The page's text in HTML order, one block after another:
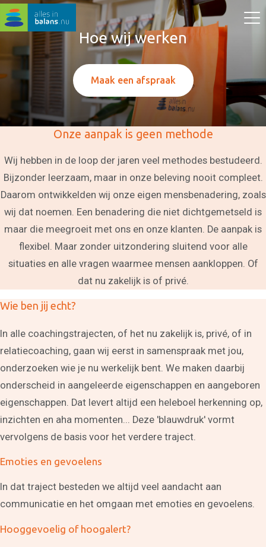
Coaching
Persoonlijke coaching
Relatietherapie in
Alkmaar
Teamcoaching
Conflictcoaching
Hoe wij werken
Maak een afspraak
Onze aanpak is geen methode
Wij hebben in de loop der jaren veel methodes bestudeerd.
Bijzonder leerzaam, maar in onze beleving nooit compleet.
Daarom ontwikkelden wij onze eigen mensbenadering, zoals
wij dat noemen. Een benadering die niet dichtgemetseld is
maar die meegroeit met ons en onze klanten. De aanpak is
flexibel. Maar zonder uitzondering sluitend voor alle
situaties en alle vragen waarmee mensen aankloppen. Of
dat nu zakelijk is of privé.
Wie ben jij echt?
In alle coachingstrajecten, of het nu zakelijk is, privé, of in
relatiecoaching, gaan wij eerst in samenspraak met jou,
onderzoeken wie je nu werkelijk bent. We maken daarbij
onderscheid in aangeleerde eigenschappen en aangeboren
eigenschappen. Dat levert altijd een heleboel herkenning op,
inzichten en aha momenten... Deze 'blauwdruk' vormt
vervolgens de basis voor het verdere traject.
Emoties en gevoelens
In dat traject besteden we altijd veel aandacht aan
communicatie en het omgaan met emoties en gevoelens.
Hooggevoelig of hoogalert?